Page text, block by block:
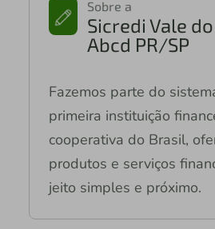
Sobre a
Sicredi Vale
Abcd PR/SP
Fazemos parte do
primeira instituição
cooperativa do Brasil,
produtos e serviços
jeito simples e próximo.